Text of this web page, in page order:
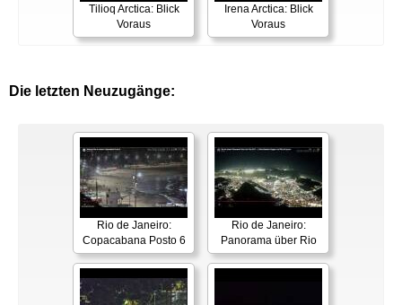
Tilioq Arctica: Blick
Voraus
Irena Arctica: Blick
Voraus
Die letzten Neuzugänge:
Rio de Janeiro:
Copacabana Posto 6
Rio de Janeiro:
Panorama über Rio